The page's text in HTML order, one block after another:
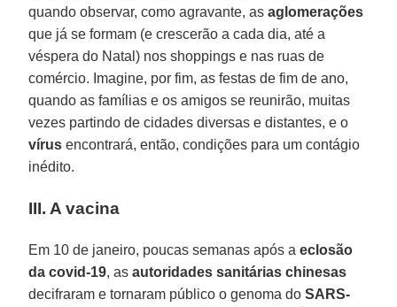
quando observar, como agravante, asaglomerações
que já se formam (e crescerão a cada dia, até a
véspera do Natal) nos shoppings e nas ruas de
comércio. Imagine, por fim, as festas de fim de ano,
quando as famílias e os amigos se reunirão, muitas
vezes partindo de cidades diversas e distantes, e o
vírus encontrará, então, condições para um contágio
inédito.
III. A vacina
Em 10 de janeiro, poucas semanas após aeclosão
da covid-19, asautoridades sanitárias chinesas
decifraram e tornaram público o genoma doSARS-